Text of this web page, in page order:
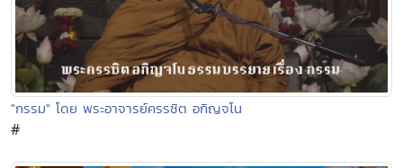
"กรรม" โดย พระอาจารย์ครรชิต อกิญจโน
#